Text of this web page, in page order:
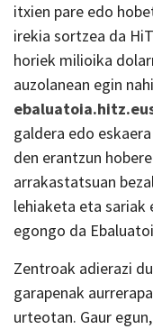
itxien pare edo
irekia sortzea da
horiek milioika
auzolanean egin
galdera edo
den erantzun
arrakastatsuan
lehiaketa eta sariak
egongo da
Zentroak adierazi
garapenak
urteotan. Gaur